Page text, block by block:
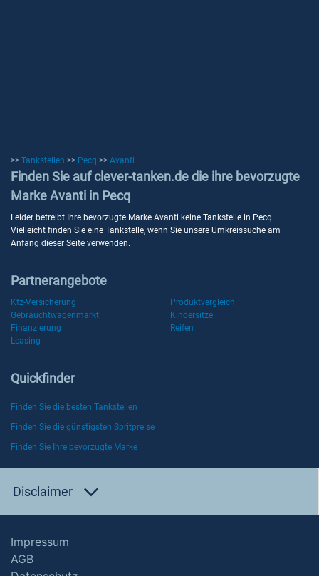
>> Tankstellen >> Pecq >> Avanti
Finden Sie auf clever-tanken.de die ihre bevorzugte
Marke Avanti in Pecq
Leider betreibt Ihre bevorzugte Marke Avanti keine Tankstelle in Pecq.
Vielleicht finden Sie eine Tankstelle, wenn Sie unsere Umkreissuche am
Anfang dieser Seite verwenden.
Partnerangebote
Kfz-Versicherung
Produktvergleich
Gebrauchtwagenmarkt
Kindersitze
Finanzierung
Reifen
Leasing
Quickfinder
Finden Sie die besten Tankstellen
Finden Sie die günstigsten Spritpreise
Finden Sie Ihre bevorzugte Marke
Disclaimer
Impressum
AGB